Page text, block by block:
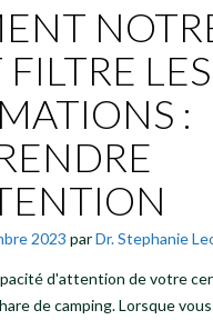
FILTRE LES
:
2023 parDr. Stephanie
d'attention de votre
de camping. Lorsque